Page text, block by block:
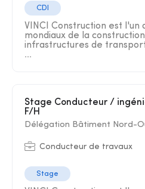
CDI
VINCI Construction est l'un
mondiaux de la
infrastructures de
...
Stage Conducteur / ingénieur travaux
F/H
Délégation Bâtiment Nord-
Conducteur de travaux
Stage